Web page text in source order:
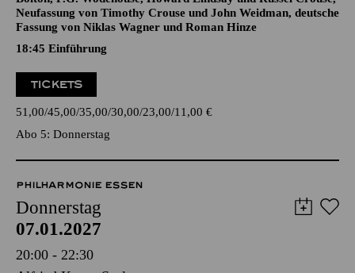
Musical in 2 Akten von Cole Porter
Musik und Gesangstexte von Cole Porter, Buch von Guy
Bolton, P.G. Wodehouse, Howard Lindsay und Russel Crouse,
Fassung von Niklas Wagner und Roman Hinze
18:45 Einführung
TICKETS
51,00 45,00 35,00 30,00 23,00 11,00€
Abo 5: Donnerstag
PHILHARMONIE ESSEN
Donnerstag